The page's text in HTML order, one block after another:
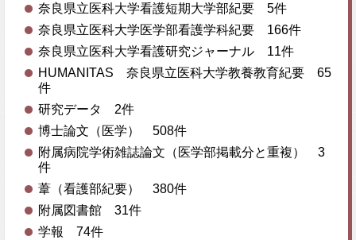
奈良県立医科大学看護短期大学部紀要 5件
奈良県立医科大学医学部看護学科紀要 166件
奈良県立医科大学看護研究ジャーナル 11件
HUMANITAS 奈良県立医科大学教養教育紀要 65
件
研究データ 2件
博士論文（医学） 508件
附属病院学術雑誌論文（医学部掲載分と重複） 3
件
葦（看護部紀要） 380件
附属図書館 31件
学報 74件